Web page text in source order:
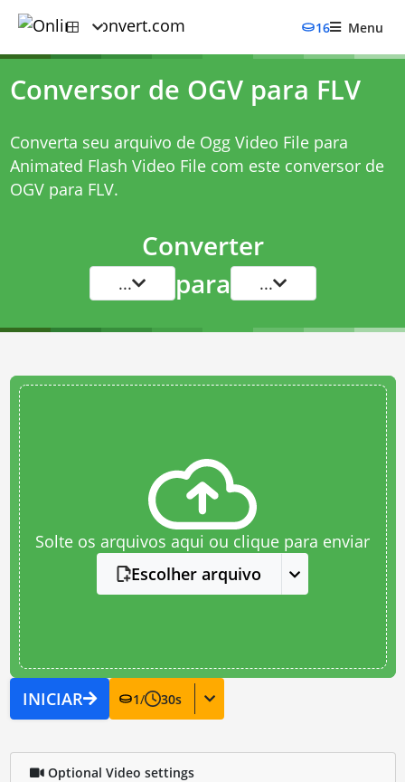
16 Menu
Conversor de OGV para FLV
Converta seu arquivo de Ogg Video File para
Animated Flash Video File com este conversor de
OGV para FLV.
Converter
... para ...
Solte os arquivos aqui ou clique para enviar
Escolher arquivo
INICIAR 1/ 30s
Optional Video settings